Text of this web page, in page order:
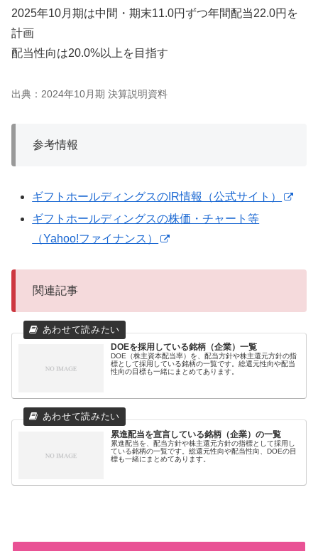
2025年10月期は中間・期末11.0円ずつ年間配当22.0円を
計画
配当性向は20.0%以上を目指す
出典：2024年10月期 決算説明資料
参考情報
ギフトホールディングスのIR情報（公式サイト）
ギフトホールディングスの株価・チャート等
（Yahoo!ファイナンス）
関連記事
DOEを採用している銘柄（企業）一覧
DOE（株主資本配当率）を、配当方針や株主還元方針の指
標として採用している銘柄の一覧です。総還元性向や配当
性向の目標も一緒にまとめてあります。
累進配当を宣言している銘柄（企業）の一覧
累進配当を、配当方針や株主還元方針の指標として採用し
ている銘柄の一覧です。総還元性向や配当性向、DOEの目
標も一緒にまとめてあります。